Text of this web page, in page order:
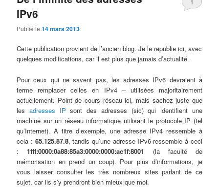
IPv6
Publié le14 mars 2013
1
Cette publication provient de l’ancien blog. Je le republie ici, avec
quelques modifications, car il est plus que jamais d’actualité.
Pour ceux qui ne savent pas, les adresses IPv6 devraient à
terme remplacer celles en IPv4 – utilisées majoritairement
actuellement. Point de cours réseau ici, mais sachez juste que
les adresses IP sont des adresses (sic) qui identifient une
machine sur un réseau informatique utilisant le protocole IP (tel
qu’Internet). A titre d’exemple, une adresse IPv4 ressemble à
cela : 65.125.87.8, tandis qu’une adresse IPv6 ressemble à ceci
:1fff:0000:0a88:85a3:0000:0000:ac1f:8001
(la faculté de
mémorisation en prend un coup). Pour plus d’informations, je
vous laisser consulter les très nombreux sites parlant de ce
sujet, car ils s’y prendront bien mieux que moi.